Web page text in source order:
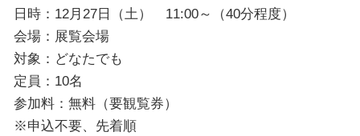
日時：12月27日（土） 11:00～（40分程度）
会場：展覧会場
対象：どなたでも
定員：10名
参加料：無料（要観覧券）
※申込不要、先着順